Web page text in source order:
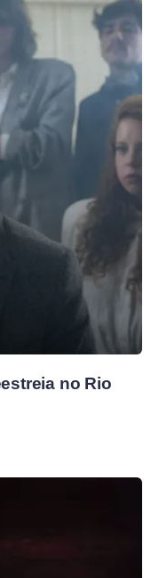
no Rio